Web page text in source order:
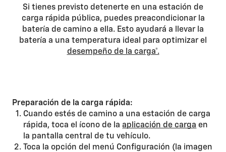
Si tienes previsto detenerte en una estación de
carga rápida pública, puedes preacondicionar la
batería de camino a ella. Esto ayudará a llevar la
batería a una temperatura ideal para optimizar el
desempeño de la carga*.
Preparación de la carga rápida:
Cuando estés de camino a una estación de carga
rápida, toca el ícono de laaplicación de carga en
la pantalla central de tu vehículo.
Toca la opción del menú Configuración (la imagen